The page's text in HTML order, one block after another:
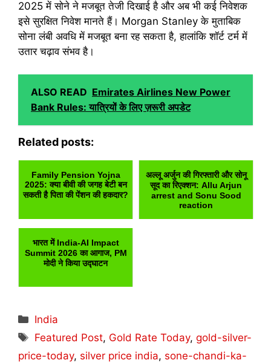
2025 में सोने ने मजबूत तेजी दिखाई है और अब भी कई निवेशक
इसे सुरक्षित निवेश मानते हैं। Morgan Stanley के मुताबिक
सोना लंबी अवधि में मजबूत बना रह सकता है, हालांकि शॉर्ट टर्म में
उतार चढ़ाव संभव है।
ALSO READ Emirates Airlines New Power
Bank Rules: यात्रियों के लिए ज़रूरी अपडेट
Related posts:
Family Pension Yojna
2025: क्या बीवी की जगह बेटी बन
सकती है पिता की पेंशन की हकदार?
अल्लू अर्जुन की गिरफ्तारी और सोनू
सूद का रिएक्शन: Allu Arjun
arrest and Sonu Sood
reaction
भारत में India-AI Impact
Summit 2026 का आगाज, PM
मोदी ने किया उद्घाटन
Categories
India
Tags
Featured Post, Gold Rate Today,gold-silver-
price-today, silver price india, sone-chandi-ka-